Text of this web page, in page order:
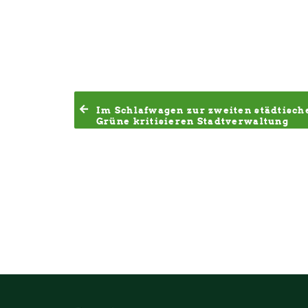
Im Schlafwagen zur zweiten
Grüne kritisieren Stadtverwaltung